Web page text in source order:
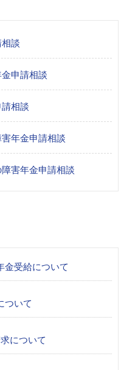
談
申請相談
相談
年金申請相談
害年金申請相談
金受給について
ついて
について